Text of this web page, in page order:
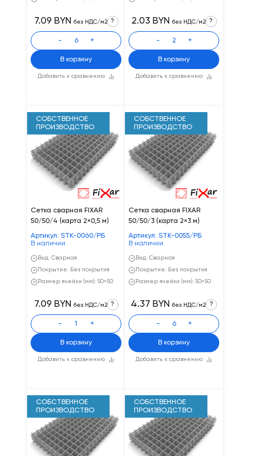
Добавить к сравнению
7.09 BYN без НДС/м2 ?
- +
В корзину
Добавить к сравнению
2.03 BYN без НДС/м2 ?
- +
В корзину
СОБСТВЕННОЕ
ПРОИЗВОДСТВО
Сетка сварная FIXAR
50/50/4 (карта 2×0,5 м)
Артикул: STK-0060/РБ
В наличии
Вид: Сварная
Покрытие: Без покрытия
Размер ячейки (мм): 50×50
Добавить к сравнению
7.09 BYN без НДС/м2 ?
- +
В корзину
СОБСТВЕННОЕ
ПРОИЗВОДСТВО
Сетка сварная FIXAR
50/50/3 (карта 2×3 м)
Артикул: STK-0055/РБ
В наличии
Вид: Сварная
Покрытие: Без покрытия
Размер ячейки (мм): 50×50
Добавить к сравнению
4.37 BYN без НДС/м2 ?
- +
В корзину
СОБСТВЕННОЕ
ПРОИЗВОДСТВО
СОБСТВЕННОЕ
ПРОИЗВОДСТВО